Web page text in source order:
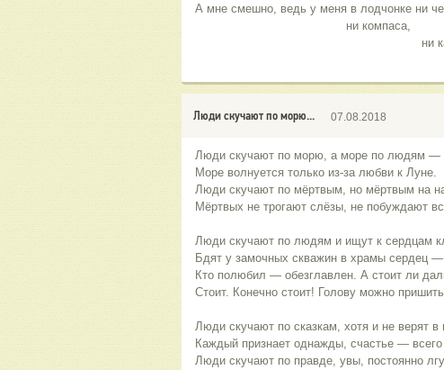
А мне смешно, ведь у меня в лодчонке ни
ᅠᅠᅠᅠᅠᅠᅠᅠᅠᅠᅠᅠᅠᅠни компаса,
ᅠᅠᅠᅠᅠᅠᅠᅠᅠᅠᅠᅠᅠᅠᅠᅠᅠᅠᅠᅠᅠни
Люди скучают по морю... 07.08.2018
Люди скучают по морю, а море по людям —
Море волнуется только из-за любви к Луне.
Люди скучают по мёртвым, но мёртвым на
Мёртвых не трогают слёзы, не побуждают
Люди скучают по людям и ищут к сердцам
Бдят у замочных скважин в храмы сердец
Кто полюбил — обезглавлен. А стоит ли
Стоит. Конечно стоит! Голову можно
Люди скучают по сказкам, хотя и не верят в
Каждый признает однажды, счастье —
Люди скучают по правде, увы, постоянно